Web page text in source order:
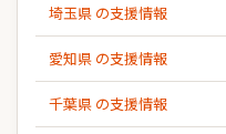
埼玉県 の支援情報
愛知県 の支援情報
千葉県 の支援情報